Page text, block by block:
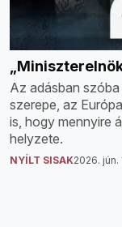
Az adásban
szerepe, az
is, hogy mennyire
helyzete.
NYÍLT SISAK2026. jún.